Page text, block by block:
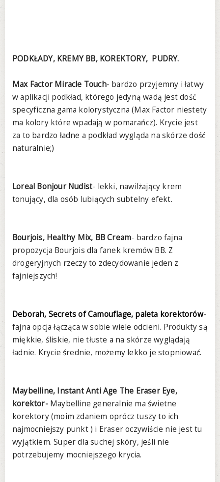
PODKŁADY, KREMY BB, KOREKTORY, PUDRY.
Max Factor Miracle Touch- bardzo przyjemny i łatwy
w aplikacji podkład, którego jedyną wadą jest dość
specyficzna gama kolorystyczna (Max Factor niestety
ma kolory które wpadają w pomarańcz). Krycie jest
za to bardzo ładne a podkład wygląda na skórze dość
naturalnie;)
Loreal Bonjour Nudist- lekki, nawilżający krem
tonujący, dla osób lubiących subtelny efekt.
Bourjois, Healthy Mix, BB Cream- bardzo fajna
propozycja Bourjois dla fanek kremów BB. Z
drogeryjnych rzeczy to zdecydowanie jeden z
fajniejszych!
Deborah, Secrets of Camouflage, paleta korektorów-
fajna opcja łącząca w sobie wiele odcieni. Produkty są
miękkie, śliskie, nie tłuste a na skórze wyglądają
ładnie. Krycie średnie, możemy lekko je stopniować.
Maybelline, Instant Anti Age The Eraser Eye,
korektor-Maybelline generalnie ma świetne
korektory (moim zdaniem oprócz tuszy to ich
najmocniejszy punkt ) i Eraser oczywiście nie jest tu
wyjątkiem. Super dla suchej skóry, jeśli nie
potrzebujemy mocniejszego krycia.